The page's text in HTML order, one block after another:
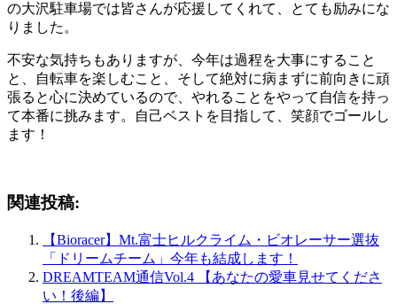
の大沢駐車場では皆さんが応援してくれて、とても励みにな
りました。
不安な気持ちもありますが、今年は過程を大事にすること
と、自転車を楽しむこと、そして絶対に病まずに前向きに頑
張ると心に決めているので、やれることをやって自信を持っ
て本番に挑みます。自己ベストを目指して、笑顔でゴールし
ます！
関連投稿:
【Bioracer】Mt.富士ヒルクライム・ビオレーサー選抜
「ドリームチーム」今年も結成します！
DREAMTEAM通信Vol.4 【あなたの愛車見せてくださ
い！後編】